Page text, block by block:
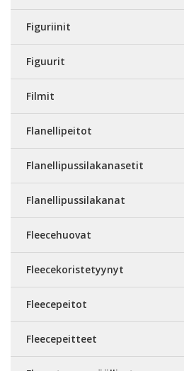
Figuriinit
Figuurit
Filmit
Flanellipeitot
Flanellipussilakanasetit
Flanellipussilakanat
Fleecehuovat
Fleecekoristetyynyt
Fleecepeitot
Fleecepeitteet